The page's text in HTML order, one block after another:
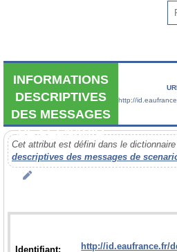
INFORMATIONS
DESCRIPTIVES
DES MESSAGES
DE SCENARIO
D'ÉCHANGES
http://
Cet attribut est défini dans le
descriptives des messages de
http://id.eaufrance.fr/